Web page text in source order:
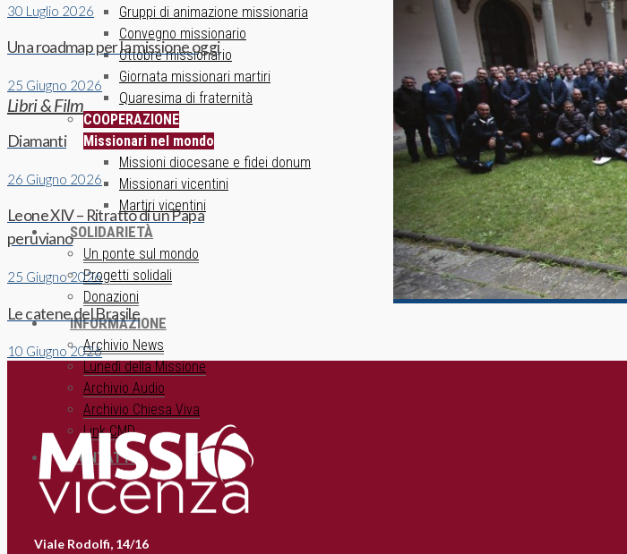
Gruppi di animazione missionaria
Convegno missionario
Ottobre missionario
Giornata missionari martiri
Quaresima di fraternità
COOPERAZIONE
Missionari nel mondo
Missioni diocesane e fidei donum
Missionari vicentini
Martiri vicentini
SOLIDARIETÀ
Un ponte sul mondo
Progetti solidali
Donazioni
INFORMAZIONE
Archivio News
Lunedì della Missione
Archivio Audio
Archivio Chiesa Viva
Link CMD
CONTATTI
30 Luglio 2026
Una roadmap per la missione oggi
25 Giugno 2026
Libri & Film
Diamanti
26 Giugno 2026
Leone XIV – Ritratto di un Papa
peruviano
25 Giugno 2026
Le catene del Brasile
10 Giugno 2026
Viale Rodolfi, 14/16